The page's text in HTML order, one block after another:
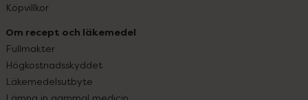
Köpvillkor
Om recept och läkemedel
Fullmakter
Högkostnadsskyddet
Läkemedelsutbyte
Lämna in gammal medicin